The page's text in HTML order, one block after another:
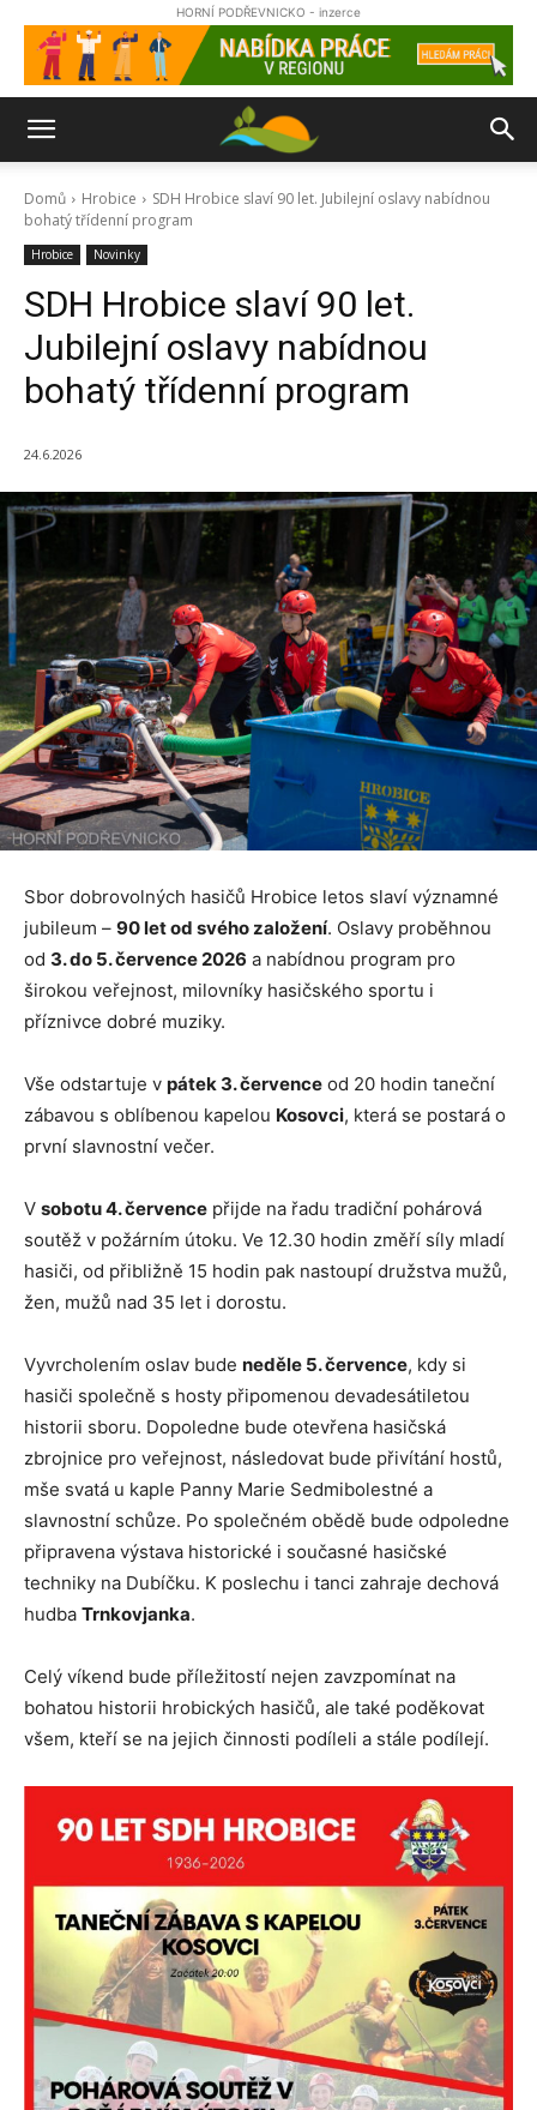
HORNÍ PODŘEVNICKO - inzerce
Domů Hrobice
SDH Hrobice slaví 90 let. Jubilejní oslavy nabídnou
bohatý třídenní program
Hrobice Novinky
SDH Hrobice slaví 90 let.
Jubilejní oslavy nabídnou
bohatý třídenní program
24.6.2026
Sbor dobrovolných hasičů Hrobice letos slaví významné
jubileum – 90 let od svého založení. Oslavy proběhnou
od 3. do 5. července 2026 a nabídnou program pro
širokou veřejnost, milovníky hasičského sportu i
příznivce dobré muziky.
Vše odstartuje v pátek 3. července od 20 hodin taneční
zábavou s oblíbenou kapelou Kosovci, která se postará o
první slavnostní večer.
V sobotu 4. července přijde na řadu tradiční pohárová
soutěž v požárním útoku. Ve 12.30 hodin změří síly mladí
hasiči, od přibližně 15 hodin pak nastoupí družstva mužů,
žen, mužů nad 35 let i dorostu.
Vyvrcholením oslav bude neděle 5. července, kdy si
hasiči společně s hosty připomenou devadesátiletou
historii sboru. Dopoledne bude otevřena hasičská
zbrojnice pro veřejnost, následovat bude přivítání hostů,
mše svatá u kaple Panny Marie Sedmibolestné a
slavnostní schůze. Po společném obědě bude odpoledne
připravena výstava historické i současné hasičské
techniky na Dubíčku. K poslechu i tanci zahraje dechová
hudba Trnkovjanka.
Celý víkend bude příležitostí nejen zavzpomínat na
bohatou historii hrobických hasičů, ale také poděkovat
všem, kteří se na jejich činnosti podíleli a stále podílejí.